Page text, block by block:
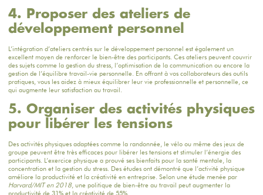
4. Proposer des ateliers de
développement personnel
L’intégration d’ateliers centrés sur le développement personnel est également un
excellent moyen de renforcer le bien-être des participants. Ces ateliers peuvent couvrir
des sujets comme la gestion du stress, l’optimisation de la communication ou encore la
gestion de l’équilibre travail-vie personnelle. En offrant à vos collaborateurs des outils
pratiques, vous les aidez à mieuxéquilibrer leur vie professionnelle et personnelle, ce
qui augmente leur satisfaction au travail.
5. Organiser des activités physiques
pour libérer les tensions
Des activités physiques adaptées comme la randonnée, le vélo ou même des jeux de
groupe peuvent être très efficaces pour libérer les tensions et stimuler l’énergie des
participants. L’exercice physique a prouvé ses bienfaits pour la santé mentale, la
concentration et la gestion du stress. Des études ont démontré que l’activité physique
améliore la productivité et la créativité en entreprise. Selon une étude menée par
Harvard/MIT en 2018, une politique de bien-être au travail peut augmenter la
productivité de 31% et la créativité de 55%.